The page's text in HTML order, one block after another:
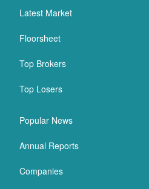
Latest Market
Floorsheet
Top Brokers
Top Losers
Popular News
Annual Reports
Companies